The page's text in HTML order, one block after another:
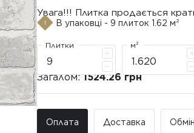
Увага!!! Плитка продається
В упаковці - 9 плиток 1.62 м²
Плитки м²
Загалом:1524.26 грн
Оплата Доставка Обмін